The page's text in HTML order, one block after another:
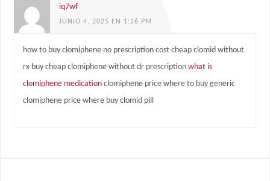
iq7wf
JUNIO 4, 2025 EN 1:26 PM
how to buy clomiphene no prescription cost cheap clomid without
rx buy cheap clomiphene without dr prescription what is
clomiphene medicationclomiphene price where to buy generic
clomiphene price where buy clomid pill